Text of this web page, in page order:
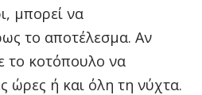
μπορεί να
το αποτέλεσμα. Αν
το κοτόπουλο να
ώρες ή και όλη τη νύχτα.